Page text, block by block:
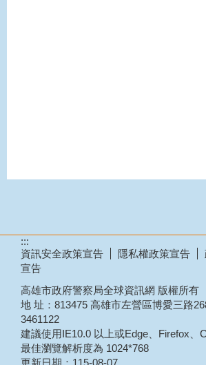
:::
資訊安全政策宣告
隱私權政策宣告
宣告
高雄市政府警察局全球資訊網 版權所有
地 址：813475 高雄市左營區博愛三路
3461122
建議使用IE10.0 以上或Edge、Firefox、
最佳瀏覽解析度為 1024*768
更新日期： 115-08-07